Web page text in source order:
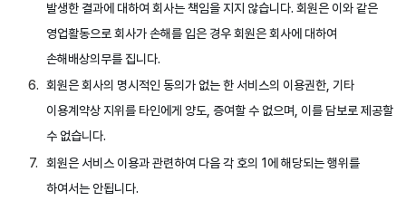
발생한 결과에 대하여 회사는 책임을 지지 않습니다. 회원은 이와 같은
영업활동으로 회사가 손해를 입은 경우 회원은 회사에 대하여
손해배상의무를 집니다.
회원은 회사의 명시적인 동의가 없는 한 서비스의 이용권한, 기타
이용계약상 지위를 타인에게 양도, 증여할 수 없으며, 이를 담보로 제공할
수 없습니다.
회원은 서비스 이용과 관련하여 다음 각 호의 1에 해당되는 행위를
하여서는 안됩니다.